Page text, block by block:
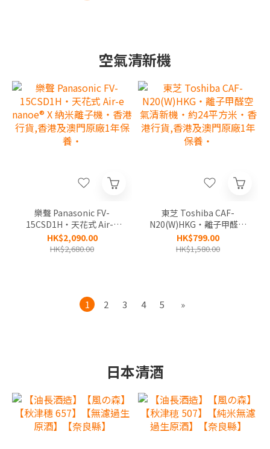
空氣清新機
樂聲 Panasonic FV-
15CSD1H‧天花式 Air-e
nanoe® X 納米離子機‧香
港行貨,香港及澳門原廠1年
HK$2,090.00
HK$2,680.00
東芝 Toshiba CAF-
N20(W)HKG‧離子甲醛空
氣清新機‧約24平方米‧
香港行貨,香港及澳門原廠1
HK$799.00
HK$1,580.00
1 2 3 4 5 »
日本清酒